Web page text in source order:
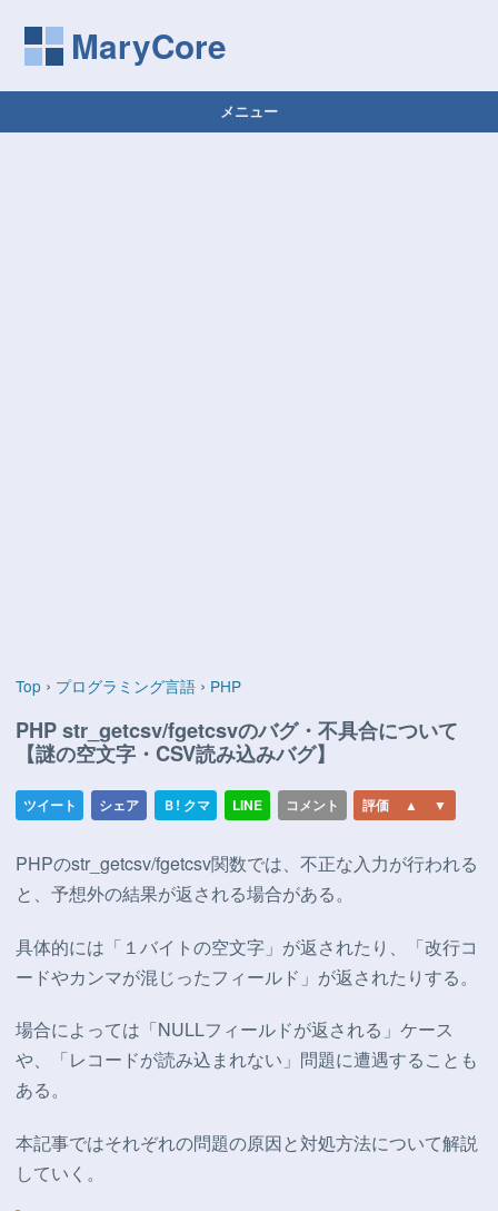
MaryCore
メニュー
コンテンツへ移動
Top › プログラミング言語› PHP
PHP str_getcsv/fgetcsvのバグ・不具合について
【謎の空文字・CSV読み込みバグ】
PHPのstr_getcsv/fgetcsv関数では、不正な入力が行われる
と、予想外の結果が返される場合がある。
具体的には「１バイトの空文字」が返されたり、「改行コ
ードやカンマが混じったフィールド」が返されたりする。
場合によっては「NULLフィールドが返される」ケース
や、「レコードが読み込まれない」問題に遭遇することも
ある。
本記事ではそれぞれの問題の原因と対処方法について解説
していく。